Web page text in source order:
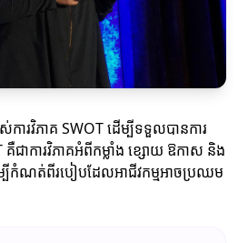
ស់ការវិភាគ SWOT ដើម្បីទទួលបានការ
ាការវិភាគអំពីកម្លាំង ខ្សោយ ឱកាស និង
ម្បីកំណត់ពីរបៀបដែលអាជីវកម្មអាចប្រឈម